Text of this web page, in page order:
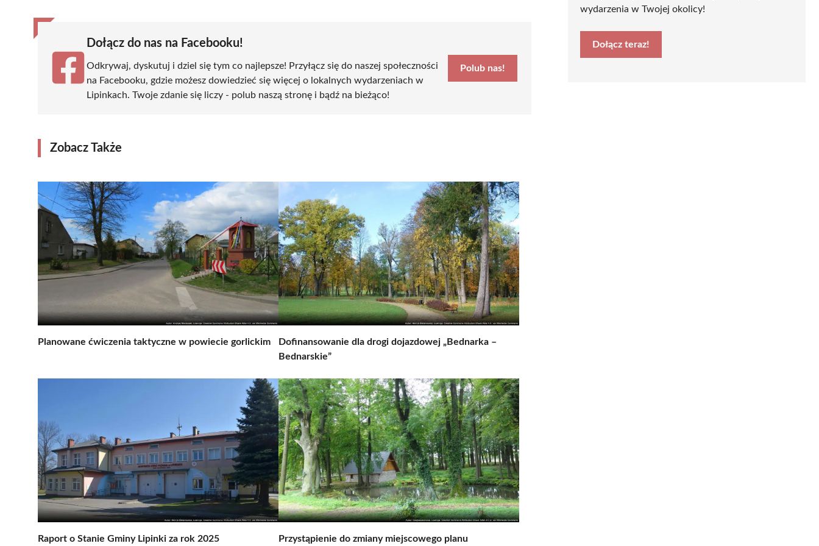
Dołącz do nas na Facebooku!
Odkrywaj, dyskutuj i dziel się tym co najlepsze! Przyłącz się do naszej społeczności
na Facebooku, gdzie możesz dowiedzieć się więcej o lokalnych wydarzeniach w
Lipinkach. Twoje zdanie się liczy - polub naszą stronę i bądź na bieżąco!
Polub nas!
Zobacz Także
Planowane ćwiczenia taktyczne w powiecie gorlickim
Dofinansowanie dla drogi dojazdowej „Bednarka –
Bednarskie”
Raport o Stanie Gminy Lipinki za rok 2025
Przystąpienie do zmiany miejscowego planu
wydarzenia w Twojej okolicy!
Dołącz teraz!